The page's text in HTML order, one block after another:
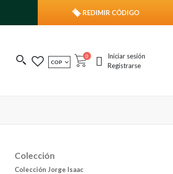
REDIMIR CÓDIGO
MONEDA
COP Cart
0 publicacionesIniciar sesión
Registrarse
Colección
Colección Jorge Isaac